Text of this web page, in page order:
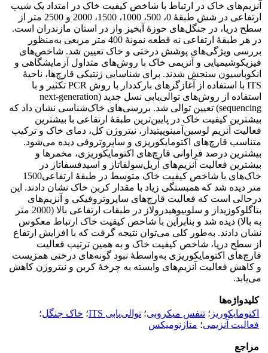
آنزیم‌های خاک در ارتباط با شاخص کیفیت خاک در امتداد یک شیب
ارتفاعی در شش طبقۀ 0، 500، 1000، 1500، 2000 و 2500 متر از
سطح دریا، در جنگل‌های حوزۀ آبخیز واز در استان مازندران است.
در هر طبقۀ ارتفاعی نه قطعه ‌نمونۀ 400 متر مربعی به‌منظور
بررسی ویژگی‌های پوشش درختی و خاک تعیین شد. شاخص‌های
فیزیکوشیمیایی و آنزیمی خاک با روش‌های متداول آزمایشگاهی و
انکوباسیون سنجش شدند. برای شناسایی ژنتیکی قارچ‌ها، ناحیۀ
ITS با استفاده از آغازگرهای بارکددار با روش PCR تکثیر و با
استفاده از روش‌های توالی‌یابی نسل جدید (next-generation
sequencing) تعیین توالی شد. بررسی‌های خاک‌شناسی نشان داد که
بیشترین کیفیت خاک در پایین‌ترین طبقۀ ارتفاعی با بیشترین
فعالیت آنزیم لوسین‌آمینوپپتیداز، نیتروژن کل، دمای خاک و ترکیب
متناسب قارچ‌های اکتومایکوریزی و ساپروتروفی دیده می‌شود.
بیشترین درصد فراوانی قارچ‌های اکتومایکوریزی، مخمرها و
بیشترین فعالیت آنزیم‌های آریل‌سولفاتاز و اسیدفسفاتاز در
خاک‌های با شاخص کیفیت خاک متوسط در طبقۀ ارتفاعی1500
متر دیده شد که همبستگی زیاد با مقدار کربن خاک نشان دادند. این
درحالی است که فعالیت قارچ‌های ساپروتروفیکی و آنزیم‌های
بتاگلوکوزیداز و سلوبیوهیدرولاز در طبقات ارتفاعی بالا (2000 متر
به بالا) دیده شد و بنابراین با شاخص کیفیت خاک ارتباط معکوس
نشان دادند. به‌طور کلی می‌توان نتیجه گرفت که با افزایش ارتفاع
از سطح دریا، شاخص کیفیت خاک و به همین ترتیب فعالیت
قارچ‌های اکتومایکوریزی به‌واسطۀ نبود گونه‌های درختی همزیست
و کاهش فعالیت آنزیم‌های وابسته به چرخۀ کربن و نیتروژن کاهش
می‌یابد.
کلیدواژه‌ها
اکتومایکوریز ؛ تنفس میکروبی؛ توالی‌یابی ITS ؛ خاک جنگل؛
فعالیت آنزیمی؛ متاژنومیکس
مراجع